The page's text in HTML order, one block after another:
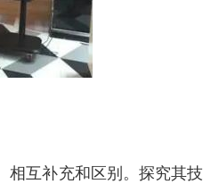
互补充和区别。探究其